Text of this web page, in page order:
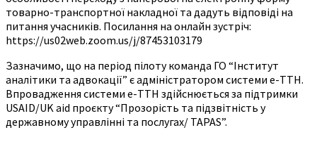
товарно-транспортної накладної та дадуть відповіді на
питання учасників. Посилання на онлайн зустріч:
https://us02web.zoom.us/j/87453103179
Зазначимо, що на період пілоту команда ГО “Інститут
аналітики та адвокації” є адміністратором системи е-TTН.
Впровадження системи е-TTН здійснюється за підтримки
USAID/UK aid проєкту “Прозорість та підзвітність у
державному управлінні та послугах/ TAPAS”.